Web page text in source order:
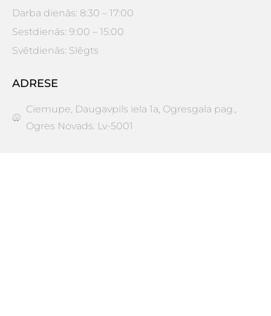
Darba dienās: 8:30 – 17:00
Sestdienās: 9:00 – 15:00
Svētdienās: Slēgts
ADRESE
Ciemupe, Daugavpils iela 1a, Ogresgala pag.,
Ogres Novads. Lv-5001